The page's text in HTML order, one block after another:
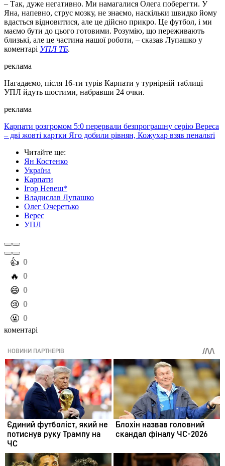
– Так, дуже негативно. Ми намагалися Олега поберегти. У
Яна, напевно, струс мозку, не знаємо, наскільки швидко йому
вдасться відновитися, але це дійсно прикро. Це футбол, і ми
маємо бути до цього готовими. Розумію, що переживають
близькі, але це частина нашої роботи, – сказав Лупашко у
коментарі УПЛ ТБ.
реклама
Нагадаємо, після 16-ти турів Карпати у турнірній таблиці
УПЛ йдуть шостими, набравши 24 очки.
реклама
Карпати розгромом 5:0 перервали безпрограшну серію Вереса
– дві жовті картки Яго добили рівнян, Кожухар взяв пенальті
Читайте ще:
Ян Костенко
Україна
Карпати
Ігор Невеш*
Владислав Лупашко
Олег Очеретько
Верес
УПЛ
️👍 0
️🔥 0
️😄 0
️😢 0
️🤬 0
коментарі